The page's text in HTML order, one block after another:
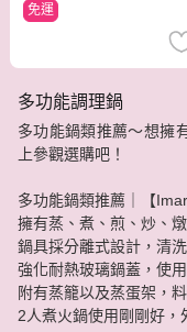
免運
多功能調理鍋
多功能鍋類推薦～想擁
上參觀選購吧！
多功能鍋類推薦｜【
擁有蒸、煮、煎、炒、
鍋具採分離式設計，清
強化耐熱玻璃鍋蓋，使
附有蒸籠以及蒸蛋架，
2人煮火鍋使用剛剛好，